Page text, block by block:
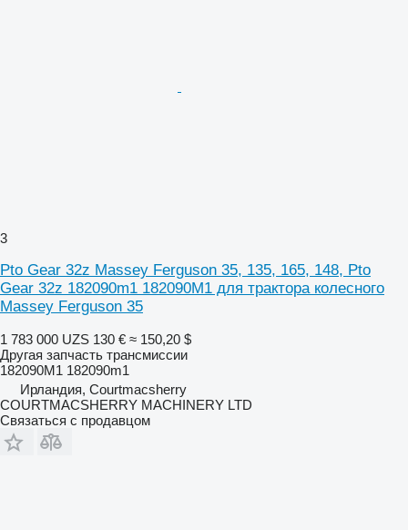
3
Pto Gear 32z Massey Ferguson 35, 135, 165, 148, Pto
Gear 32z 182090m1 182090M1 для трактора колесного
Massey Ferguson 35
1 783 000 UZS 130 € ≈ 150,20 $
Другая запчасть трансмиссии
182090M1 182090m1
Ирландия, Courtmacsherry
COURTMACSHERRY MACHINERY LTD
Связаться с продавцом